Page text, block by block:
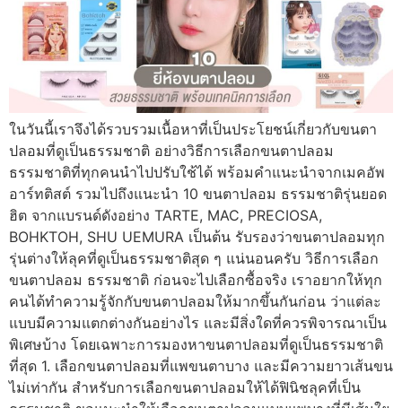
ในวันนี้เราจึงได้รวบรวมเนื้อหาที่เป็นประโยชน์เกี่ยวกับขนตา
ปลอมที่ดูเป็นธรรมชาติ อย่างวิธีการเลือกขนตาปลอม
ธรรมชาติที่ทุกคนนำไปปรับใช้ได้ พร้อมคำแนะนำจากเมคอัพ
อาร์ทติสต์ รวมไปถึงแนะนำ 10 ขนตาปลอม ธรรมชาติรุ่นยอด
ฮิต จากแบรนด์ดังอย่าง TARTE, MAC, PRECIOSA,
BOHKTOH, SHU UEMURA เป็นต้น รับรองว่าขนตาปลอมทุก
รุ่นต่างให้ลุคที่ดูเป็นธรรมชาติสุด ๆ แน่นอนครับ วิธีการเลือก
ขนตาปลอม ธรรมชาติ ก่อนจะไปเลือกซื้อจริง เราอยากให้ทุก
คนได้ทำความรู้จักกับขนตาปลอมให้มากขึ้นกันก่อน ว่าแต่ละ
แบบมีความแตกต่างกันอย่างไร และมีสิ่งใดที่ควรพิจารณาเป็น
พิเศษบ้าง โดยเฉพาะการมองหาขนตาปลอมที่ดูเป็นธรรมชาติ
ที่สุด 1. เลือกขนตาปลอมที่แพขนตาบาง และมีความยาวเส้นขน
ไม่เท่ากัน สำหรับการเลือกขนตาปลอมให้ได้ฟินิชลุคที่เป็น